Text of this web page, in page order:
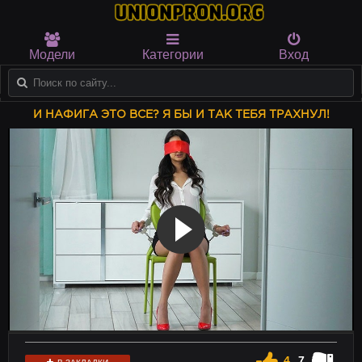
Модели Категории Вход
И НАФИГА ЭТО ВСЕ? Я БЫ И ТАК ТЕБЯ ТРАХНУЛ!